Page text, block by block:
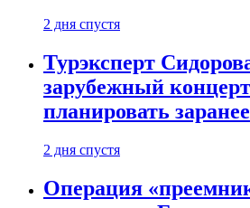
2 дня спустя
Турэксперт
зарубежный
планировать заранее
2 дня спустя
Операция